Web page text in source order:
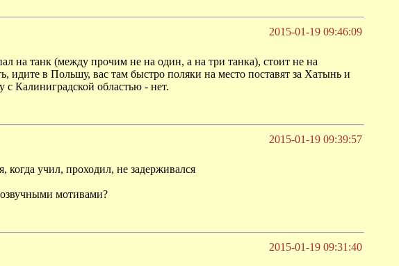
2015-01-19 09:46:09
на танк (между прочим не на один, а на три танка), стоит не на
в Польшу, вас там быстро поляки на место поставят за Хатынь и
Калиниградской областью - нет.
2015-01-19 09:39:57
когда учил, проходил, не задерживался
мотивами?
2015-01-19 09:31:40